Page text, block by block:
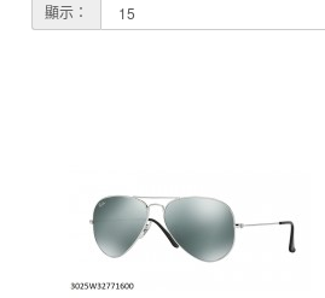
顯示：